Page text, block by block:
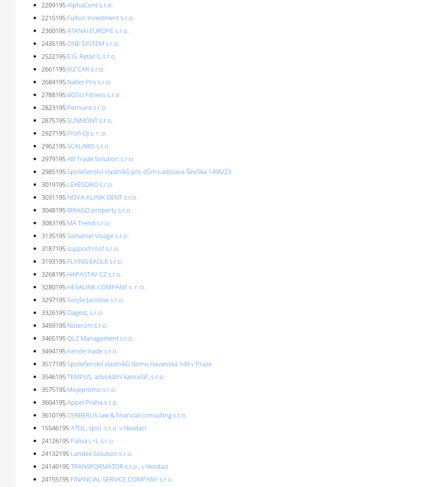
2209195AlphaCont s.r.o.
2215195 Fulton Investment s.r.o.
2360195ATANAI EUROPE s.r.o.
2435195ONE SYSTEM s.r.o.
2522195 E.G. Retail II, s.r.o.
2661195 JKZ CAR s.r.o.
2684195 Natler Pro s.r.o.
2788195 BOSU Fitness s.r.o.
2823195 Perniant s.r.o.
2875195SUNMONT s.r.o.
2927195 Profi-DJ s. r. o.
2962195SCALARIS s.r.o.
2979195AB Trade Solution s.r.o.
2985195Společenství vlastníků pro dům Ladislava Ševčíka 1495/23
3019195 LEXESORO s.r.o.
3031195 NOVA-KLINIK DENT s.r.o.
3048195 BIRAGO property s.r.o.
3083195 MA Trend s.r.o.
3135195Samaniel Visage s.r.o.
3187195support roof s.r.o.
3193195 FLYING EAGLE s.r.o.
3268195 HAPASTAV CZ s.r.o.
3280195 HEXALINK COMPANY s. r. o.
3297195Svojše Jaroslav s.r.o.
3326195 Dagest, s.r.o.
3459195 Noterom s.r.o.
3465195QLZ Management s.r.o.
3494195 Kende trade s.r.o.
3517195Společenství vlastníků domu Havanská 149 v Praze
3546195TEMPUS, advokátní kancelář, s.r.o.
3575195 Mojepromo s.r.o.
3604195Appel Praha s.r.o.
3610195CERBERUS law & financial consulting s.r.o.
15546195ATOL, spol. s r.o. v likvidaci
24126195 Paliva L+L s.r.o.
24132195 Landex Solution s.r.o.
24149195TRANSFORMÁTOR s.r.o., v likvidaci
24155195 FINANCIAL SERVICE COMPANY s.r.o.